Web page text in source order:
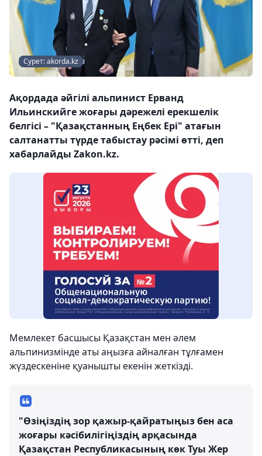
Сурет: akorda.kz
Ақордада әйгілі альпинист Ерванд
Ильинскийге жоғары дәрежелі ерекшелік
белгісі – "Қазақстанның Еңбек Ері" атағын
салтанатты түрде табыстау рәсімі өтті, деп
хабарлайды Zakon.kz.
Мемлекет басшысы Қазақстан мен әлем
альпинизмінде аты аңызға айналған тұлғамен
жүздескеніне қуанышты екенін жеткізді.
"Өзіңіздің зор қажыр-қайратыңыз бен аса
жоғары кәсібилігіңіздің арқасында
Қазақстан Республикасының көк Туы Жер